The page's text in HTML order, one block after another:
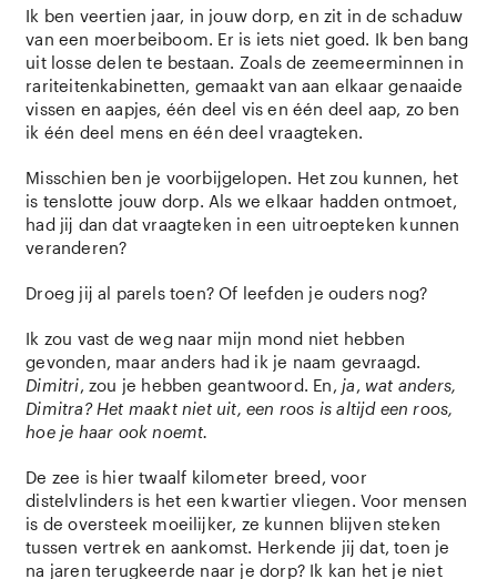
Ik ben veertien jaar, in jouw dorp, en zit in de schaduw
van een moerbeiboom. Er is iets niet goed. Ik ben bang
uit losse delen te bestaan. Zoals de zeemeerminnen in
rariteitenkabinetten, gemaakt van aan elkaar genaaide
vissen en aapjes, één deel vis en één deel aap, zo ben
ik één deel mens en één deel vraagteken.
Misschien ben je voorbijgelopen. Het zou kunnen, het
is tenslotte jouw dorp. Als we elkaar hadden ontmoet,
had jij dan dat vraagteken in een uitroepteken kunnen
veranderen?
Droeg jij al parels toen? Of leefden je ouders nog?
Ik zou vast de weg naar mijn mond niet hebben
gevonden, maar anders had ik je naam gevraagd.
Dimitri , zou je hebben geantwoord. En, ja
wat anders,
Dimitra? Het maakt niet uit, een roos is altijd een roos,
hoe je haar ook noemt.
De zee is hier twaalf kilometer breed, voor
distelvlinders is het een kwartier vliegen. Voor mensen
is de oversteek moeilijker, ze kunnen blijven steken
tussen vertrek en aankomst. Herkende jij dat, toen je
na jaren terugkeerde naar je dorp? Ik kan het je niet